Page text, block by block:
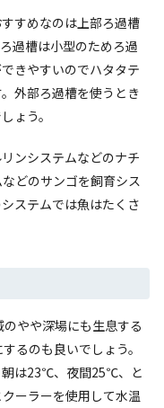
すめなのは上部ろ過槽
過槽は小型のためろ過
きやすいのでハタタテ
外部ろ過槽を使うとき
ょう。
ンシステムなどのナチ
どのサンゴを飼育シス
ステムでは魚はたくさ
やや深場にも生息する
るのも良いでしょう。
朝は23℃、夜間25℃、と
ーラーを使用して水温